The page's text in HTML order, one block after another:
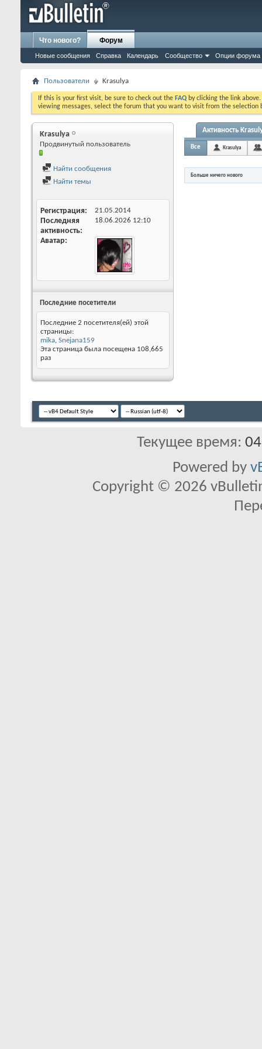
Что нового? Форум
Новые сообщения Справка Календарь Сообщество Опции форума
Пользователи Krasulya
If this is your first visit, be sure to check out the FAQ by clicking the link
viewing messages, select the forum that you want to visit from the selection
Krasulya
Продвинутый пользователь
Найти сообщения
Найти темы
Регистрация 21.05.2014
Последняя
активность
18.06.2026 12:10
Аватар
Последние посетители
Последние 2 посетителя(ей) этой
страницы:
mika, Snejana159
Эта страница была посещена 108,665
раз
Активность
Все Krasulya
Больше ничего нового
Текущее время:
Powered by
Copyright © 2026